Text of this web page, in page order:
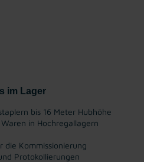
im Lager
bis 16 Meter Hubhöhe
in Hochregallagern
die Kommissionierung
Protokollierungen